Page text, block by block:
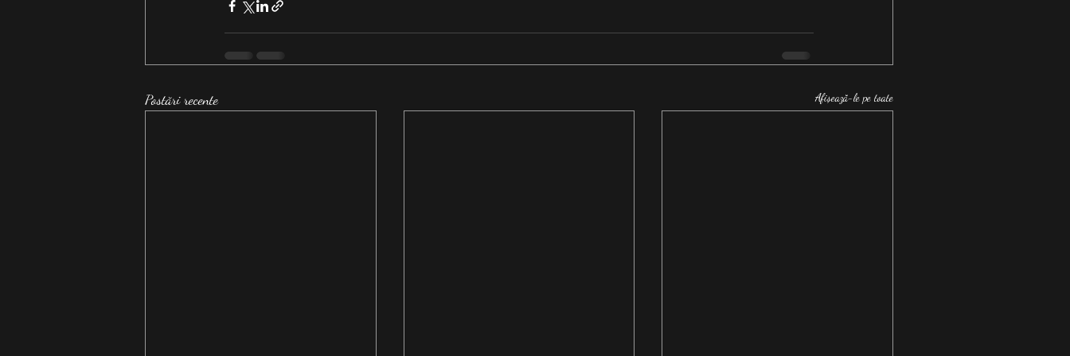
Postări recente Afișează-le pe toate